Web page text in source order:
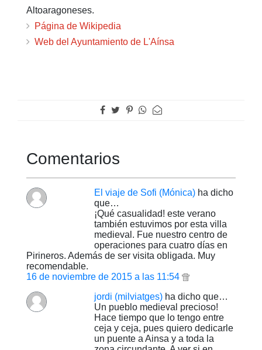
Altoaragoneses.
Página de Wikipedia
Web del Ayuntamiento de L'Aínsa
Comentarios
El viaje de Sofi (Mónica) ha dicho
que…
¡Qué casualidad! este verano
también estuvimos por esta villa
medieval. Fue nuestro centro de
operaciones para cuatro días en
Pirineros. Además de ser visita obligada. Muy
recomendable.
16 de noviembre de 2015 a las 11:54
jordi (milviatges) ha dicho que…
Un pueblo medieval precioso!
Hace tiempo que lo tengo entre
ceja y ceja, pues quiero dedicarle
un puente a Ainsa y a toda la